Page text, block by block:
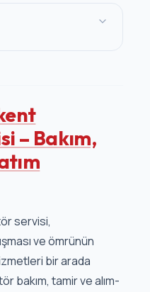
– Bakım,
servisi,
ve ömrünün
bir arada
bakım, tamir ve alım-